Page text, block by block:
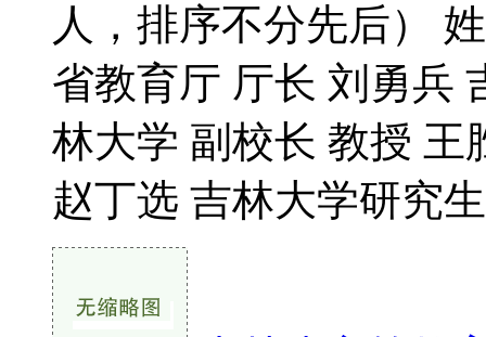
人，排序不分先后）
省教育厅 厅长 刘勇兵
林大学 副校长 教授 王
赵丁选 吉林大学研究